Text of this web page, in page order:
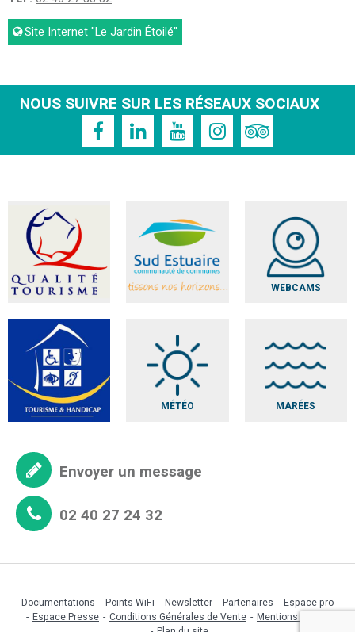
Site Internet"Le Jardin Étoilé"
NOUS SUIVRE SUR LES RÉSEAUX SOCIAUX
WEBCAMS
MÉTÉO MARÉES
Envoyer un message
02 40 27 24 32
Documentations Points WiFi Newsletter Partenaires
Espace pro
Espace Presse
Conditions Générales de Vente
Mentions légales